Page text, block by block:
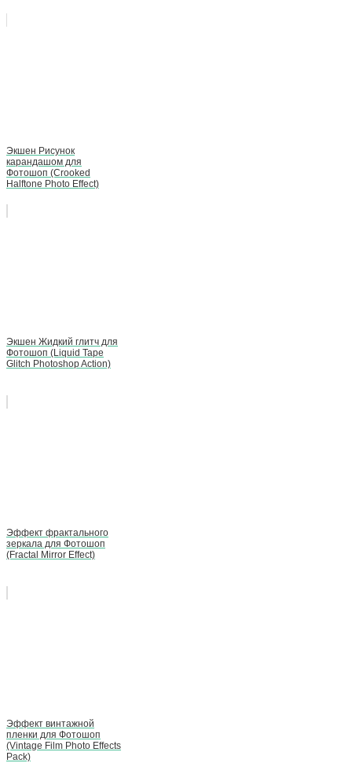
Экшен Рисунок
карандашом для
Фотошоп (Crooked
Halftone Photo Effect)
Экшен Жидкий глитч для
Фотошоп (Liquid Tape
Glitch Photoshop Action)
Эффект фрактального
зеркала для Фотошоп
(Fractal Mirror Effect)
Эффект винтажной
пленки для Фотошоп
(Vintage Film Photo Effects
Pack)